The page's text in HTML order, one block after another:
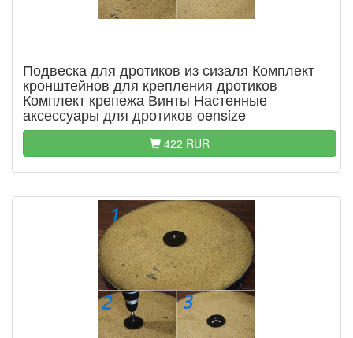
Подвеска для дротиков из сизаля Комплект
кронштейнов для крепления дротиков
Комплект крепежа Винты Настенные
аксессуары для дротиков oensize
422 RUR